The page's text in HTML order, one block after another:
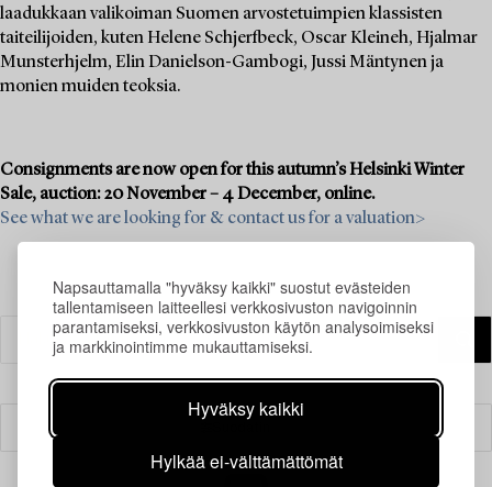
Napsauttamalla "hyväksy kaikki" suostut evästeiden
tallentamiseen laitteellesi verkkosivuston navigoinnin
parantamiseksi, verkkosivuston käytön analysoimiseksi
ja markkinointimme mukauttamiseksi.
Hyväksy kaikki
Hylkää ei-välttämättömät
laadukkaan valikoiman Suomen arvostetuimpien klassisten
taiteilijoiden, kuten Helene Schjerfbeck, Oscar Kleineh, Hjalmar
Munsterhjelm, Elin Danielson-Gambogi, Jussi Mäntynen ja
monien muiden teoksia.
Consignments are now open for this autumn’s Helsinki Winter
Sale, auction: 20 November – 4 December, online.
See what we are looking for & contact us for a valuation>